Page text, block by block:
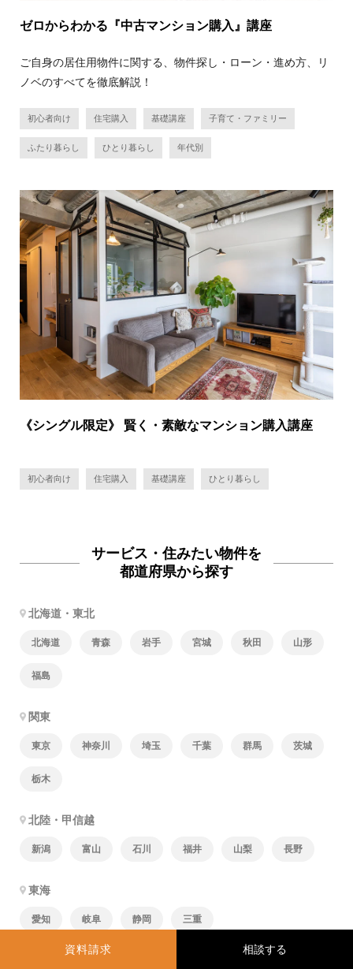
資料請求
ゼロからわかる『中古マンション購入』講座
ご自身の居住用物件に関する、物件探し・ローン・進め方、リ
ノベのすべてを徹底解説！
初心者向け 住宅購入 基礎講座 子育て・ファミリー
ふたり暮らし ひとり暮らし 年代別
《シングル限定》 賢く・素敵なマンション購入講座
初心者向け 住宅購入 基礎講座 ひとり暮らし
サービス・住みたい物件を
都道府県から探す
北海道・東北
北海道 青森 岩手 宮城 秋田 山形
福島
関東
東京 神奈川 埼玉 千葉 群馬 茨城
栃木
北陸・甲信越
新潟 富山 石川 福井 山梨 長野
東海
愛知 岐阜 静岡 三重